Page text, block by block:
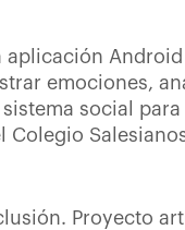
Android
emociones,
social
Proyecto